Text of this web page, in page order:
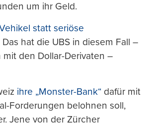
um ihr Geld.
statt seriöse
Das hat die UBS in diesem Fall –
den Dollar-Derivaten –
ihre „Monster-Bank“ dafür mit
Forderungen belohnen soll,
Jene von der Zürcher